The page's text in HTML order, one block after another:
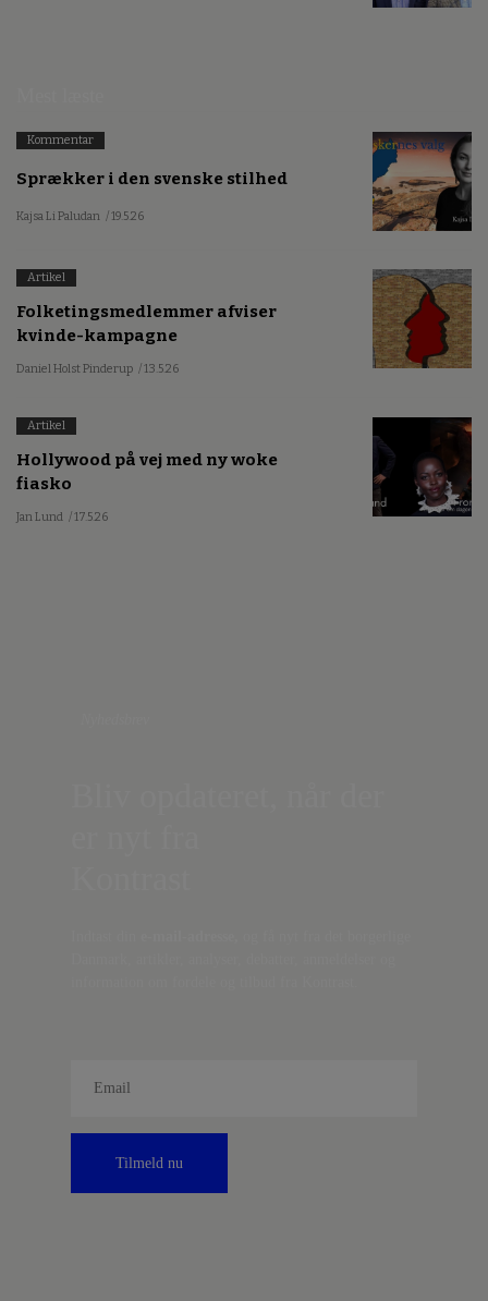
Kommentar
Sprækker i den svenske stilhed
Kajsa Li Paludan / 19.5.26
Artikel
Folketingsmedlemmer afviser
kvinde-kampagne
Daniel Holst Pinderup / 13.5.26
Artikel
Hollywood på vej med ny woke
fiasko
Jan Lund / 17.5.26
Tilmeld nu